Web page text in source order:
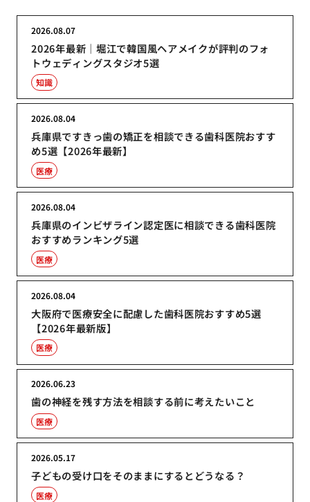
2026年最新｜堀江で韓国風ヘアメイクが評判のフォ
トウェディングスタジオ5選
2026.08.07
知識
兵庫県ですきっ歯の矯正を相談できる歯科医院おすす
め5選【2026年最新】
2026.08.04
医療
兵庫県のインビザライン認定医に相談できる歯科医院
おすすめランキング5選
2026.08.04
医療
大阪府で医療安全に配慮した歯科医院おすすめ5選
【2026年最新版】
2026.08.04
医療
歯の神経を残す方法を相談する前に考えたいこと
2026.06.23
医療
子どもの受け口をそのままにするとどうなる？
2026.05.17
医療